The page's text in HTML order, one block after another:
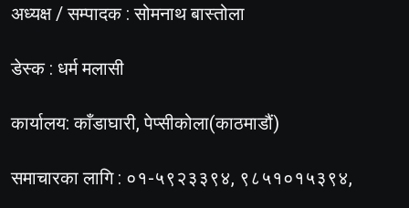
अध्यक्ष / सम्पादक : सोमनाथ बास्तोला
डेस्क : धर्म मलासी
कार्यालय: काँडाघारी, पेप्सीकोला(काठमाडौं)
समाचारका लागि : ०१-५९२३३९४, ९८५१०१५३९४,